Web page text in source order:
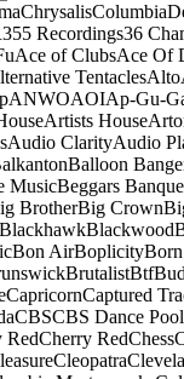
ChrysalisColumbia
355 Recordings36
Ace of ClubsAce Of
TentaclesAlto
ANWOAOIAp-Gu-
Artists House
Audio ClarityAudio
Balloon
MusicBeggars
BrotherBig Crown
BlackhawkBlackwood
Bon AirBoplicity
BrutalistBtf
CapricornCaptured
CBSCBS Dance Pool
RedCherry RedChess
Cleopatra